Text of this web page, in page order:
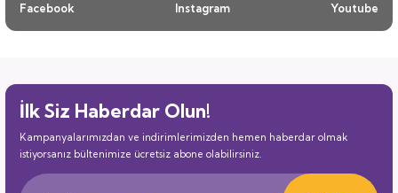
Facebook Instagram Youtube
İlk Siz Haberdar Olun!
Kampanyalarımızdan ve indirimlerimizden hemen haberdar olmak
istiyorsanız bültenimize ücretsiz abone olabilirsiniz.